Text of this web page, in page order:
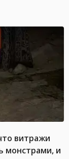
витражи
монстрами, и